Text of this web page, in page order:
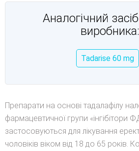
Аналогічний
виробника:
Tadarise 60 mg
Препарати на основі тадалафілу
фармацевтичної групи «інгібітори
застосовуються для лікування
чоловіків віком від 18 до 65 років.